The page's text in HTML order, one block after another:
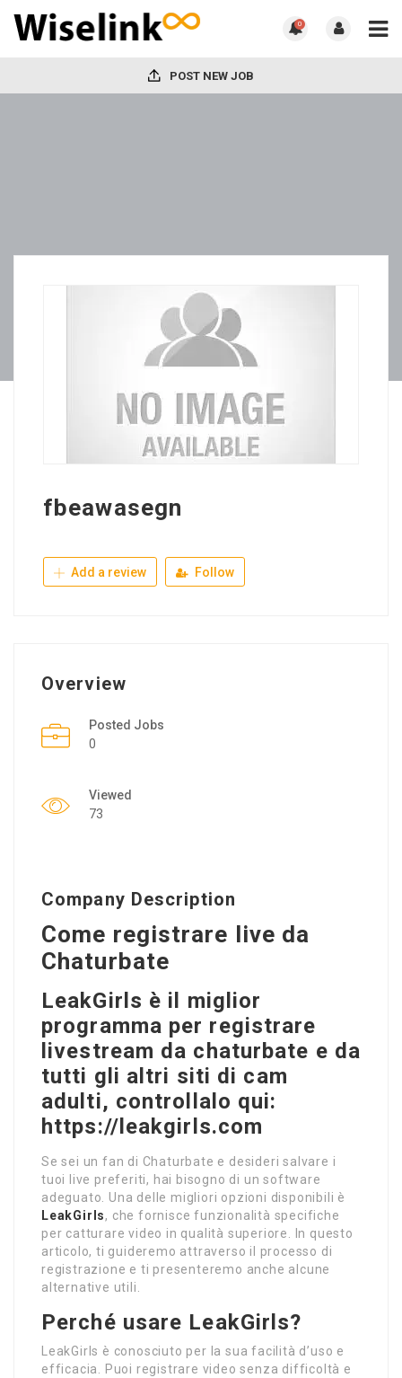
0
POST NEW JOB
fbeawasegn
Add a review Follow
Overview
Posted Jobs
0
Viewed
73
Company Description
Come registrare live da
Chaturbate
LeakGirls è il miglior
programma per registrare
livestream da chaturbate e da
tutti gli altri siti di cam
adulti, controllalo qui:
https://leakgirls.com
Se sei un fan di Chaturbate e desideri salvare i
tuoi live preferiti, hai bisogno di un software
adeguato. Una delle migliori opzioni disponibili è
LeakGirls, che fornisce funzionalità specifiche
per catturare video in qualità superiore. In questo
articolo, ti guideremo attraverso il processo di
registrazione e ti presenteremo anche alcune
alternative utili.
Perché usare LeakGirls?
LeakGirls è conosciuto per la sua facilità d’uso e
efficacia. Puoi registrare video senza difficoltà e